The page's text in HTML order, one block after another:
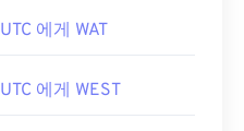
UTC 에게 WAT
UTC 에게 WEST